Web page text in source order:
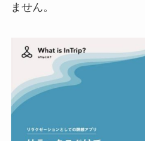
ません。